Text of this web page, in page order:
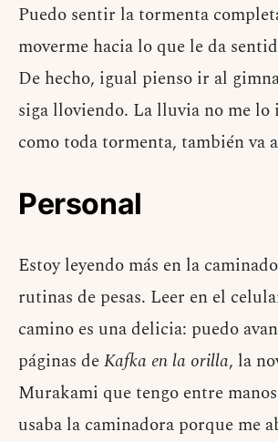
Puedo sentir la tormenta
moverme hacia lo que le da
De hecho, igual pienso ir al
siga lloviendo. La lluvia no me lo
como toda tormenta, también va
Personal
Estoy leyendo más en la
rutinas de pesas. Leer en el
camino es una delicia: puedo
páginas deKafka en la orilla, la
Murakami que tengo entre
usaba la caminadora porque me